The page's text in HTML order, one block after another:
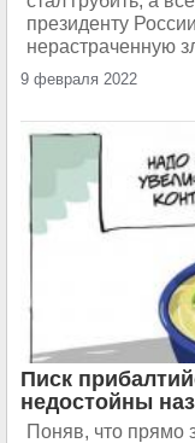
президенту
нерастраченную
9 февраля 2022
Писк
недостойны
Поняв, что прямо